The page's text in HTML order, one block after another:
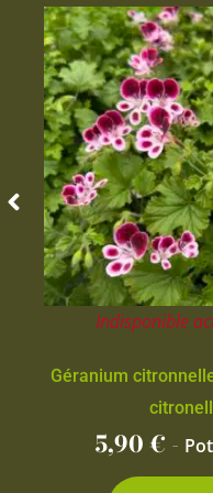
Indisponible
Géranium
5,90€ -